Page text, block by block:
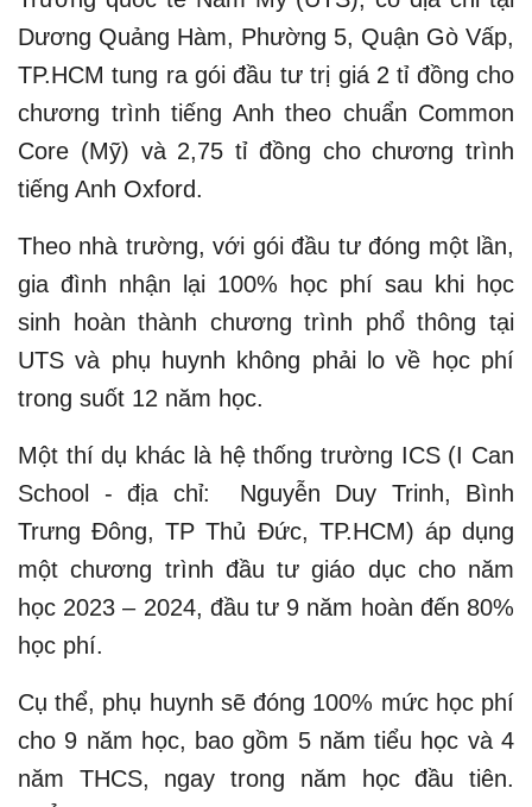
Dương Quảng Hàm, Phường 5, Quận Gò Vấp,
TP.HCM tung ra gói đầu tư trị giá 2 tỉ đồng cho
chương trình tiếng Anh theo chuẩn Common
Core (Mỹ) và 2,75 tỉ đồng cho chương trình
tiếng Anh Oxford.
Theo nhà trường, với gói đầu tư đóng một lần,
gia đình nhận lại 100% học phí sau khi học
sinh hoàn thành chương trình phổ thông tại
UTS và phụ huynh không phải lo về học phí
trong suốt 12 năm học.
Một thí dụ khác là hệ thống trường ICS (I Can
School - địa chỉ: Nguyễn Duy Trinh, Bình
Trưng Đông, TP Thủ Đức, TP.HCM) áp dụng
một chương trình đầu tư giáo dục cho năm
học 2023 – 2024, đầu tư 9 năm hoàn đến 80%
học phí.
Cụ thể, phụ huynh sẽ đóng 100% mức học phí
cho 9 năm học, bao gồm 5 năm tiểu học và 4
năm THCS, ngay trong năm học đầu tiên.